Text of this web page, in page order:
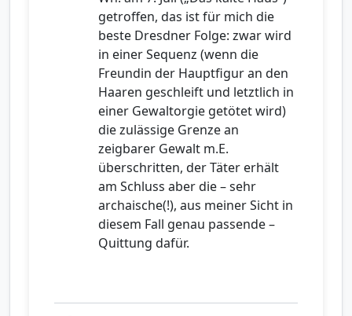
getroffen, das ist für mich die
beste Dresdner Folge: zwar wird
in einer Sequenz (wenn die
Freundin der Hauptfigur an den
Haaren geschleift und letztlich in
einer Gewaltorgie getötet wird)
die zulässige Grenze an
zeigbarer Gewalt m.E.
überschritten, der Täter erhält
am Schluss aber die – sehr
archaische(!), aus meiner Sicht in
diesem Fall genau passende –
Quittung dafür.